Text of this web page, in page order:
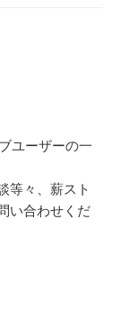
ユーザーの一
等々、薪スト
い合わせくだ